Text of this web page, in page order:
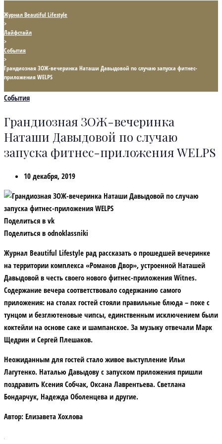
Журнал Beautiful Lifestyle
>
Лайфстайл
>
События
>
Грандиозная ЗОЖ-вечеринка Наташи Давыдовой по случаю запуска фитнес-
приложения WELPS
События
Грандиозная ЗОЖ-вечеринка
Наташи Давыдовой по случаю
запуска фитнес-приложения WELPS
10 декабря, 2019
Поделиться в vk
Поделиться в odnoklassniki
Журнал Beautiful Lifestyle рад рассказать о прошедшей вечеринке
на территории комплекса «Романов Двор», устроенной Наташей
Давыдовой в честь своего нового фитнес-приложения Witnes.
Содержание вечера соответствовало содержанию самого
приложения: на столах гостей стояли правильные блюда – поке с
тунцом и безглютеновые чипсы, единственным исключением были
коктейли на основе саке и шампанское. За музыку отвечали Марк
Щедрин и Сергей Плешаков.
Неожиданным для гостей стало живое выступление Ильи
Лагутенко. Наталью Давыдову с запуском приложения пришли
поздравить Ксения Собчак, Оксана Лаврентьева. Светлана
Бондарчук, Надежда Оболенцева и другие.
Автор: Елизавета Хохлова